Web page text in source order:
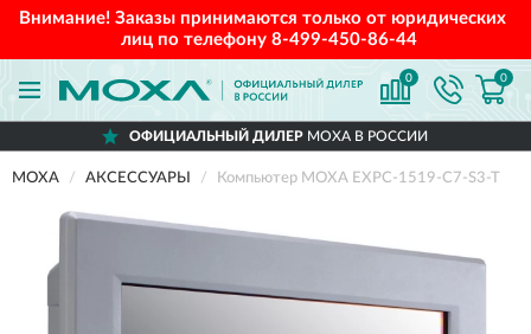
Внимание! Заказы принимаются только от юридических
лиц по телефону 8-499-450-86-44
0 0
ОФИЦИАЛЬНЫЙ ДИЛЕРMOXA В РОССИИ
MOXA АКСЕССУАРЫ Компьютер MOXA EXPC-1519-C7-S3-T